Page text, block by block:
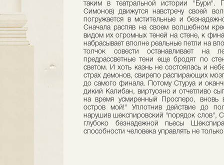
таким в театральной истории
Симонов) движутся навстречу своей
погружается в мстительные и
Сначала распяв на своем волшебном
видом их огромных теней на стене, к
набрасывает вполне реальные петли на
толчок совести останавливает на
предрассветные тени еще бродят по
светом. И хоть казнь не состоялась и
страх демонов, свирепо распирающих
до самого финала. Потому Стуруа и
дикий Калибан, виртуозно и отчетливо
на время усмиренный Просперо, вновь
остров мой!" Уплотнив действие до
нарушив шекспировский "порядок слов",
глубоко безнадежной пьесы
способности человека управлять не